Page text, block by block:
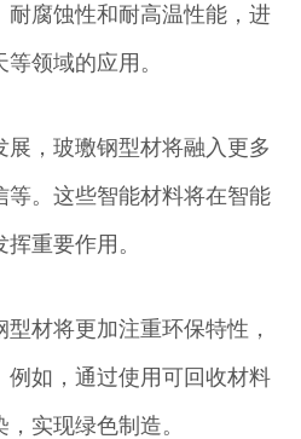
耐腐蚀性和耐高温性能，进
领域的应用。
，玻璷钢型材将融入更多
等。这些智能材料将在智能
重要作用。
材将更加注重环保特性，
例如，通过使用可回收材料
实现绿色制造。